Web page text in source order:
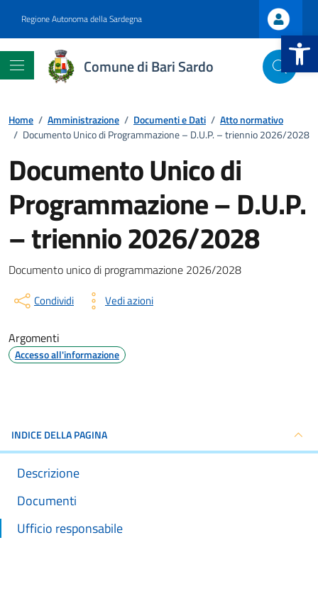
Apri la
Regione Autonoma della Sardegna
Comune di Bari Sardo
Home / Amministrazione / Documenti e Dati / Atto normativo
/ Documento Unico di Programmazione – D.U.P. – triennio 2026/2028
Documento Unico di
Programmazione – D.U.P.
– triennio 2026/2028.
Dettagli del documento
Documento unico di programmazione 2026/2028.
Condividi Vedi azioni
Argomenti
Accesso all'informazione
INDICE DELLA PAGINA
Descrizione
Documenti
Ufficio responsabile